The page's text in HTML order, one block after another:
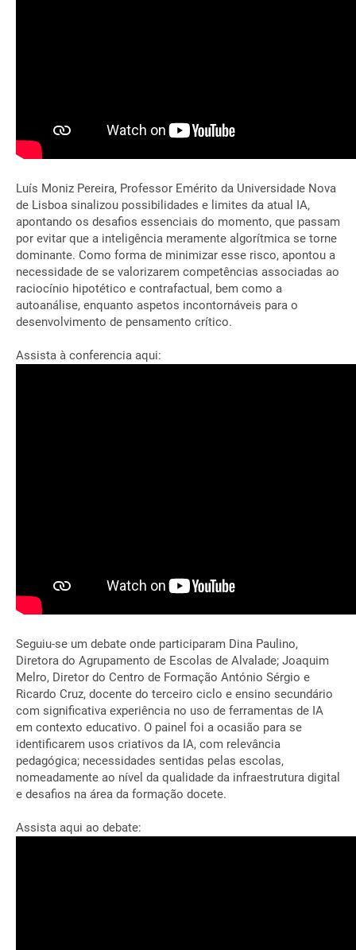
Luís Moniz Pereira, Professor Emérito da Universidade Nova
de Lisboa sinalizou possibilidades e limites da atual IA,
apontando os desafios essenciais do momento, que passam
por evitar que a inteligência meramente algorítmica se torne
dominante. Como forma de minimizar esse risco, apontou a
necessidade de se valorizarem competências associadas ao
raciocínio hipotético e contrafactual, bem como a
autoanálise, enquanto aspetos incontornáveis para o
desenvolvimento de pensamento crítico.
Assista à conferencia aqui:
Seguiu-se um debate onde participaram Dina Paulino,
Diretora do Agrupamento de Escolas de Alvalade; Joaquim
Melro, Diretor do Centro de Formação António Sérgio e
Ricardo Cruz, docente do terceiro ciclo e ensino secundário
com significativa experiência no uso de ferramentas de IA
em contexto educativo. O painel foi a ocasião para se
identificarem usos criativos da IA, com relevância
pedagógica; necessidades sentidas pelas escolas,
nomeadamente ao nível da qualidade da infraestrutura digital
e desafios na área da formação docete.
Assista aqui ao debate: